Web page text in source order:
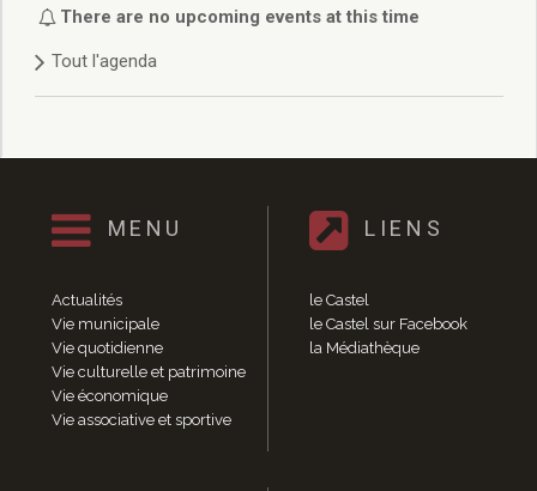
Délibérations 2019
Délibérations 2018
Délibérations 2012
Délibérations 2009
Délibérations 2008
Agenda réunions publiques
Marchés publics
Toutes les actualités
There are no upcoming events at this time
Tout l'agenda
MENU
Actualités
Vie municipale
Vie quotidienne
Vie culturelle et patrimoine
Vie économique
Vie associative et sportive
LIENS
le Castel
le Castel sur Facebook
la Médiathèque